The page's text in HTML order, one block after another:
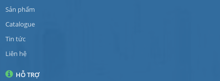
Sản phẩm
Catalogue
Tin tức
Liên hệ
HỖ TRỢ